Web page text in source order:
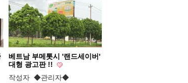
베트남 부메톳시 '랜드세이버'
대형 광고판 !!
작성자 ◆관리자◆